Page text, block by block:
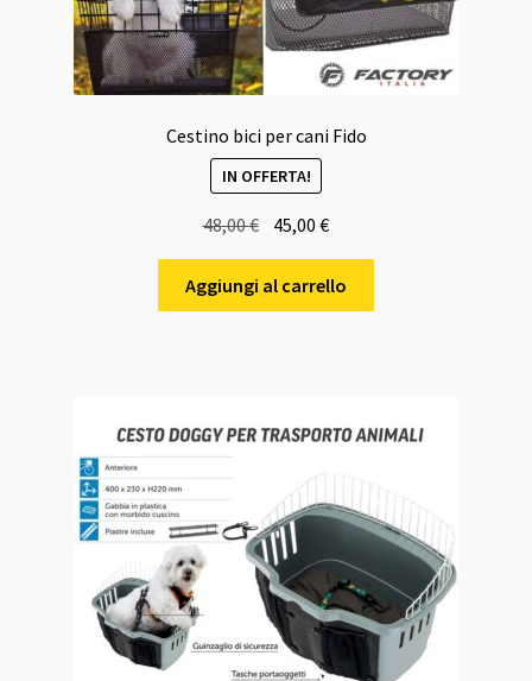
Cestino bici per cani Fido
IN OFFERTA!
48,00€
originale
era:
45,00€Il
attuale
è:
Aggiungi al carrello